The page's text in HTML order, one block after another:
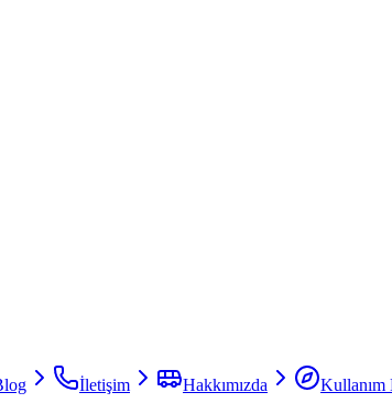
İletişim Hakkımızda
Kullanım